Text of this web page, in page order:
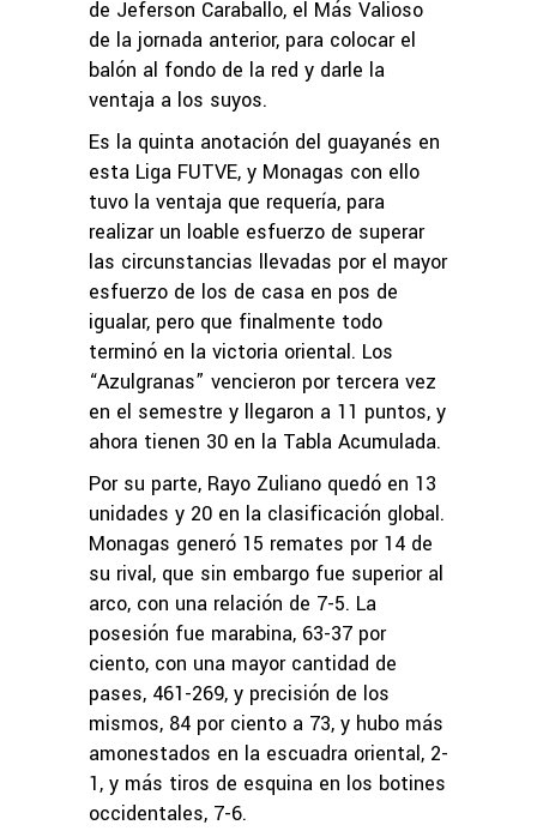
de Jeferson Caraballo, el Más Valioso
de la jornada anterior, para colocar el
balón al fondo de la red y darle la
ventaja a los suyos.
Es la quinta anotación del guayanés en
esta Liga FUTVE, y Monagas con ello
tuvo la ventaja que requería, para
realizar un loable esfuerzo de superar
las circunstancias llevadas por el mayor
esfuerzo de los de casa en pos de
igualar, pero que finalmente todo
terminó en la victoria oriental. Los
“Azulgranas” vencieron por tercera vez
en el semestre y llegaron a 11 puntos, y
ahora tienen 30 en la Tabla Acumulada.
Por su parte, Rayo Zuliano quedó en 13
unidades y 20 en la clasificación global.
Monagas generó 15 remates por 14 de
su rival, que sin embargo fue superior al
arco, con una relación de 7-5. La
posesión fue marabina, 63-37 por
ciento, con una mayor cantidad de
pases, 461-269, y precisión de los
mismos, 84 por ciento a 73, y hubo más
amonestados en la escuadra oriental, 2-
1, y más tiros de esquina en los botines
occidentales, 7-6.